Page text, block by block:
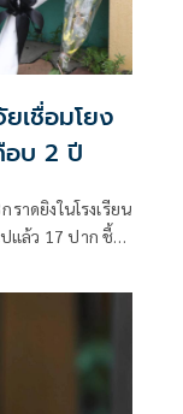
เชื่อมโยง
อบ 2 ปี
าดยิงในโรงเรียน
แล้ว 17 ปาก ชี้
างออนไลน์มา
วเตอร์ โยงเหตุ